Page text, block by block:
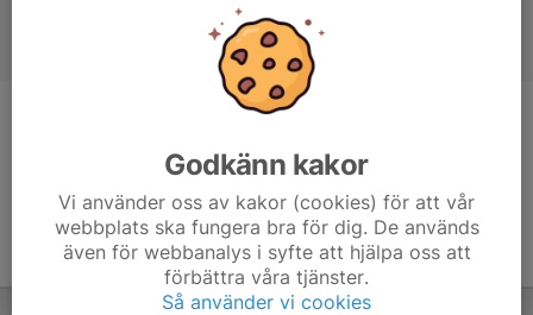
Godkänn kakor
Vi använder oss av kakor (cookies) för att vår
webbplats ska fungera bra för dig. De används
även för webbanalys i syfte att hjälpa oss att
förbättra våra tjänster.
Så använder vi cookies